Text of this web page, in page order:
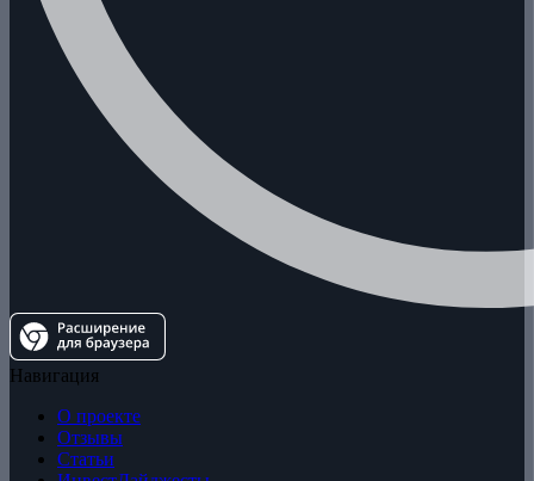
Навигация
О проекте
Отзывы
Статьи